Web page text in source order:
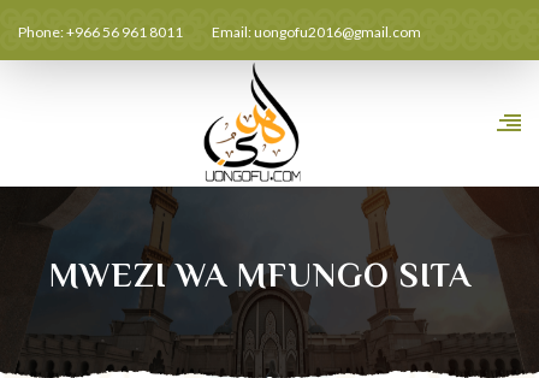
Phone: +966 56 961 8011 Email:uongofu2016@gmail.com
MWEZI WA MFUNGO SITA